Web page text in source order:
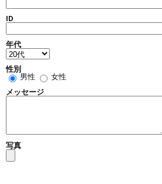
ID
年代
性別
男性
女性
メッセージ
写真